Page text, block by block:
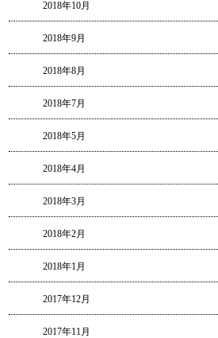
2018年10月
2018年9月
2018年8月
2018年7月
2018年5月
2018年4月
2018年3月
2018年2月
2018年1月
2017年12月
2017年11月